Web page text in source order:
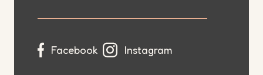
Facebook Instagram